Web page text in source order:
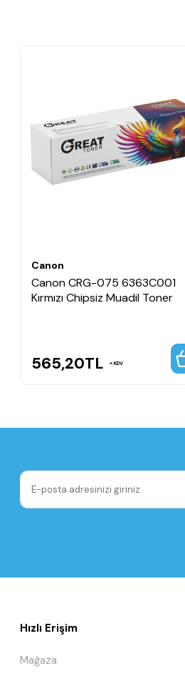
Canon
Canon CRG-075 6363C001
Kırmızı Chipsiz Muadil Toner
565,20TL KDV
Hızlı Erişim
Mağaza